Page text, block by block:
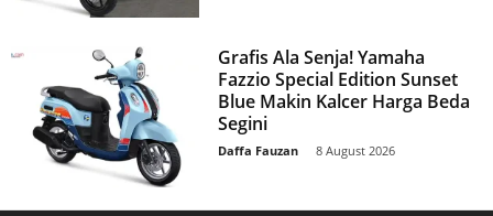
Grafis Ala Senja! Yamaha
Fazzio Special Edition Sunset
Blue Makin Kalcer Harga Beda
Segini
Daffa Fauzan 8 August 2026